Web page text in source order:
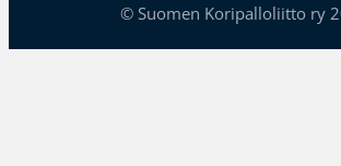
© Suomen Koripalloliitto ry